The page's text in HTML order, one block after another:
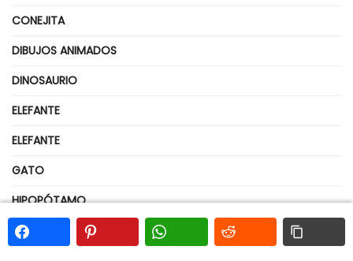
CONEJITA
DIBUJOS ANIMADOS
DINOSAURIO
ELEFANTE
ELEFANTE
GATO
HIPOPÓTAMO
HONGOS